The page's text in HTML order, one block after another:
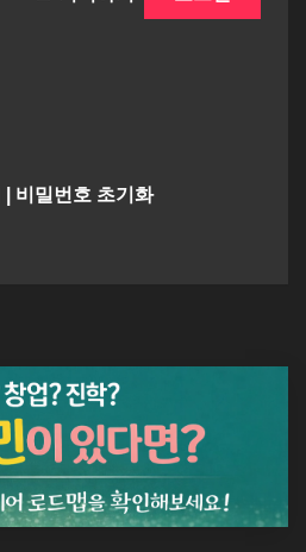
비밀번호 초기화